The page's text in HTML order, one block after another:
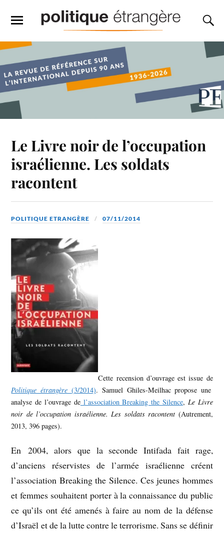
Le Livre noir de l’occupation
israélienne. Les soldats
racontent
POLITIQUE ETRANGÈRE 07/11/2014
Cette recension d’ouvrage est issue de
Politique étrangère (3/2014). Samuel Ghiles-Meilhac propose une
analyse de l’ouvrage del’association Breaking the Silence, Le Livre
noir de l’occupation israélienne. Les soldats racontent (Autrement,
2013, 396 pages).
En 2004, alors que la seconde Intifada fait rage,
d’anciens réservistes de l’armée israélienne créent
l’association Breaking the Silence. Ces jeunes hommes
et femmes souhaitent porter à la connaissance du public
ce qu’ils ont été amenés à faire au nom de la défense
d’Israël et de la lutte contre le terrorisme. Sans se définir